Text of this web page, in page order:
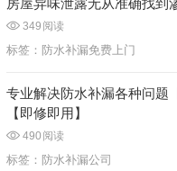
349 阅读
标签： 防水补漏免费上门
专业解决防水补漏各种问题
【即修即用】
490 阅读
标签： 防水补漏公司